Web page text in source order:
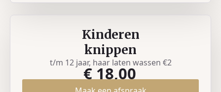
Kinderen
knippen
t/m 12 jaar, haar laten wassen €2
€ 18,00